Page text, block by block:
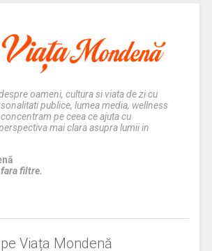
oameni, cultura si viata de zi cu
publice, lumea media, wellness
pe ceea ce ajuta cu
mai clara asupra lumii in
filtre.
Viața Mondenă